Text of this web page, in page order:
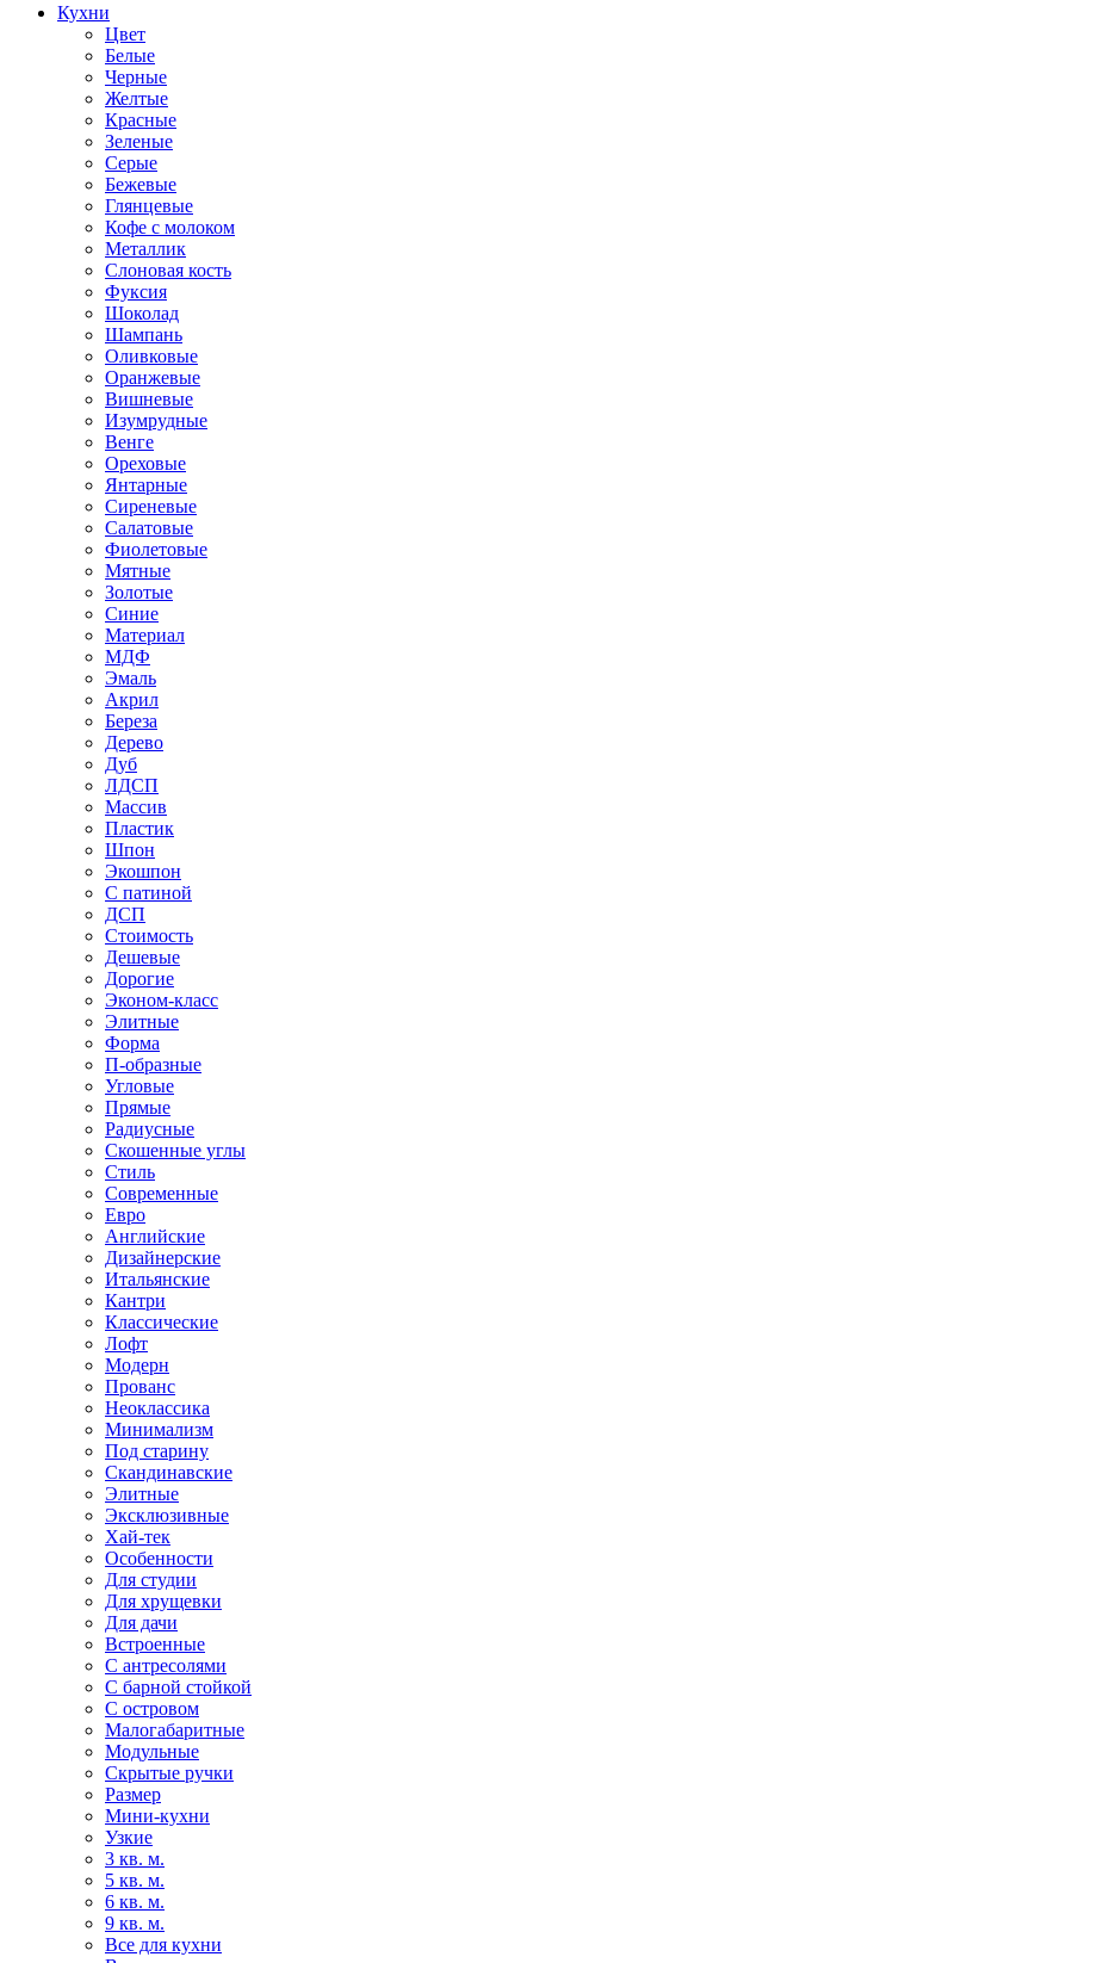
Кухни
Цвет
Белые
Черные
Желтые
Красные
Зеленые
Серые
Бежевые
Глянцевые
Кофе с молоком
Металлик
Слоновая кость
Фуксия
Шоколад
Шампань
Оливковые
Оранжевые
Вишневые
Изумрудные
Венге
Ореховые
Янтарные
Сиреневые
Салатовые
Фиолетовые
Мятные
Золотые
Синие
Материал
МДФ
Эмаль
Акрил
Береза
Дерево
Дуб
ЛДСП
Массив
Пластик
Шпон
Экошпон
С патиной
ДСП
Стоимость
Дешевые
Дорогие
Эконом-класс
Элитные
Форма
П-образные
Угловые
Прямые
Радиусные
Скошенные углы
Стиль
Современные
Евро
Английские
Дизайнерские
Итальянские
Кантри
Классические
Лофт
Модерн
Прованс
Неоклассика
Минимализм
Под старину
Скандинавские
Элитные
Эксклюзивные
Хай-тек
Особенности
Для студии
Для хрущевки
Для дачи
Встроенные
С антресолями
С барной стойкой
С островом
Малогабаритные
Модульные
Скрытые ручки
Размер
Мини-кухни
Узкие
3 кв. м.
5 кв. м.
6 кв. м.
9 кв. м.
Все для кухни